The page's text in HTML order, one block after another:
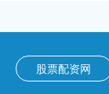
股票配资网